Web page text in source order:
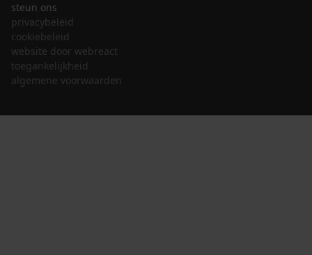
steun ons
privacybeleid
cookiebeleid
website door webreact
toegankelijkheid
algemene voorwaarden